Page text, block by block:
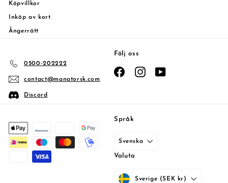
Köpvillkor
Inköp av kort
Ångerrätt
0500-202222
contact@manatorsk.com
Discord
Följ oss
FacebookInstagram
Språk
Svenska
Valuta
Sverige (SEK kr)